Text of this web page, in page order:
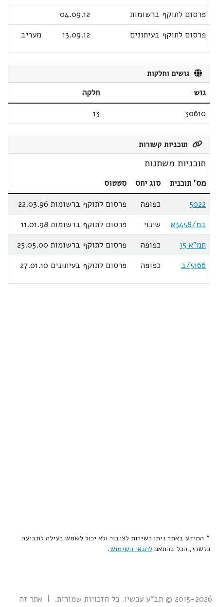
פרסום לתוקף ברשומות
04.09.12
פרסום לתוקף בעיתונים
13.09.12 מעריב
גושים וחלקות
גוש
חלקה
30610
13
תוכניות קשורות
תוכניות משתנות
מס' תוכנית סוג יחס
סטטוס
5022
כפופה
פרסום לתוקף ברשומות 22.03.96
במ/3458א
שינוי
פרסום לתוקף ברשומות 11.01.98
תמ"א 15
כפופה
פרסום לתוקף ברשומות 25.05.00
5166/ב
כפופה פרסום לתוקף בעיתונים 27.01.10
* המידע באתר ניתן כשירות לציבור ולא יכול לשמש כעילה לתביעה
כלשהי, הכל בהתאם לתנאי השימוש.
2015-2026 © תב"ע עכשיו. כל הזכויות שמורות. | אתר זה